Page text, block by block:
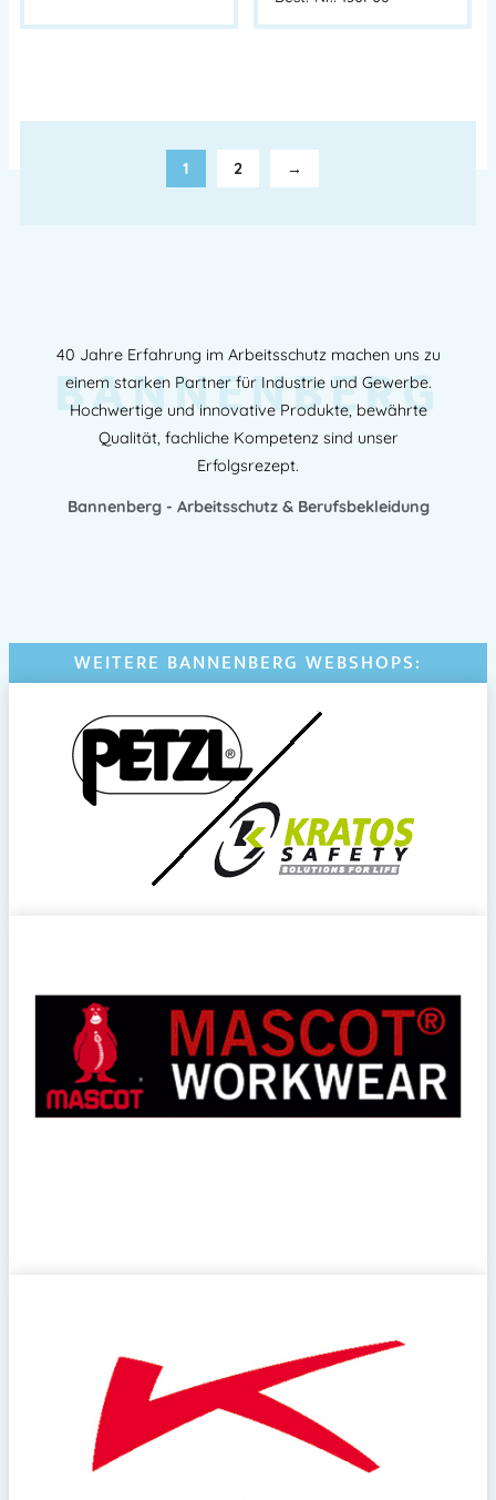
1 2 →
40 Jahre Erfahrung im Arbeitsschutz machen uns zu
einem starken Partner für Industrie und Gewerbe.
Hochwertige und innovative Produkte, bewährte
Qualität, fachliche Kompetenz sind unser
Erfolgsrezept.
Bannenberg - Arbeitsschutz & Berufsbekleidung
BANNENBERG
WEITERE BANNENBERG WEBSHOPS: